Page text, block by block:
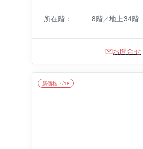
所在階： 8階／地上34階
お問合せ
新価格 7/18